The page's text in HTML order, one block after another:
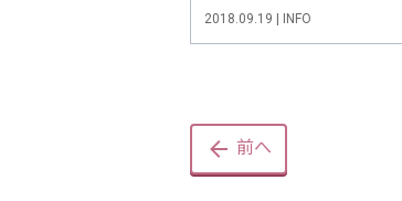
続けられる、いつもキ
に 会員システムをご用
2018.09.19 | INFO
前へ